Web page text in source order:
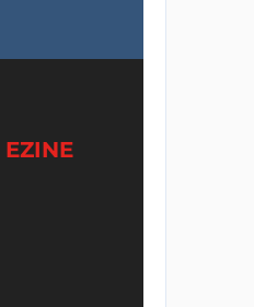
EZINE